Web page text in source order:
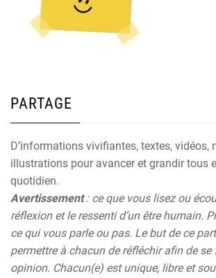
PARTAGE
D’informations vivifiantes, textes, vidéos,
illustrations pour avancer et grandir tous
quotidien.
Avertissement: ce que vous lisez ou
réflexion et le ressenti d’un être humain.
ce qui vous parle ou pas. Le but de ce
permettre à chacun de réfléchir afin de se
opinion. Chacun(e) est unique, libre et